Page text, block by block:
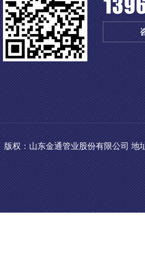
版权：山东金通管业股份有限公司